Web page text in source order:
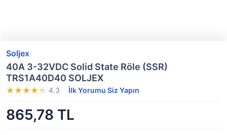
Soljex
40A 3-32VDC Solid State Röle (SSR)
TRS1A40D40 SOLJEX
4.3 İlk Yorumu Siz Yapın
865,78 TL